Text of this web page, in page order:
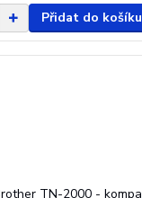
Přidat do košíku